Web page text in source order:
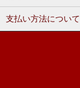
支払い方法について